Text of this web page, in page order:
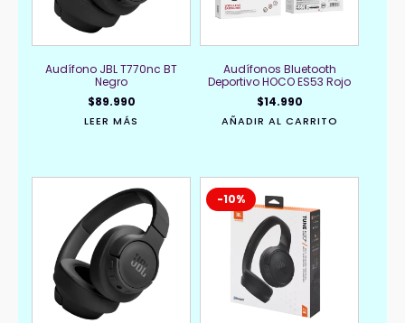
Audífono JBL T770nc BT
Negro
$89.990
LEER MÁS
Audífonos Bluetooth
Deportivo HOCO ES53 Rojo
$14.990
AÑADIR AL CARRITO
-10%